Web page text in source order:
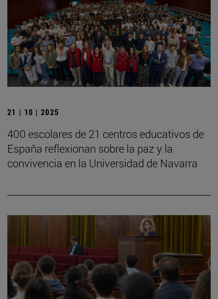
21 | 10 | 2025
400 escolares de 21 centros educativos de
España reflexionan sobre la paz y la
convivencia en la Universidad de Navarra